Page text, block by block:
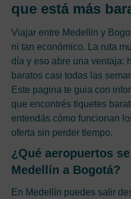
que está más
Viajar entre Medellin y
ni tan económico. La ruta
día y eso abre una ventaja:
baratos casi todas las
Este pagina te guia con
que encontrés tiquetes
entendás cómo funcionan
oferta sin perder tiempo.
¿Qué aeropuertos
Medellín a Bogotá?
En Medellín puedes salir